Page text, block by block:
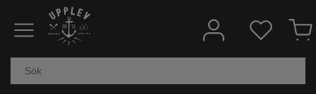
Fiskeredskap